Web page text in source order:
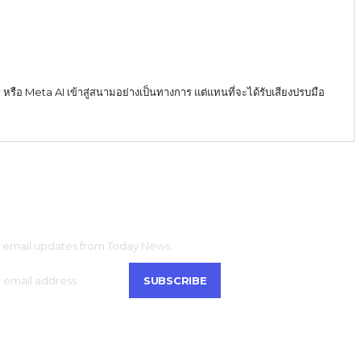
อ Meta AI เข้าสู่สนามอย่างเป็นทางการ แต่แทนที่จะได้รับเสียงปรบมือ
email updates from Today News.
SUBSCRIBE